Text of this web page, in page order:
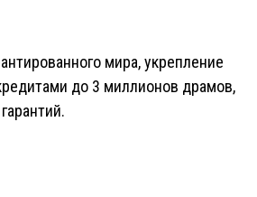
мира, укрепление
до 3 миллионов драмов,